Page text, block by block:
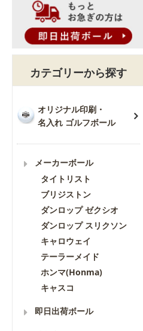
カテゴリーから探す
オリジナル印刷・
名入れ ゴルフボール
メーカーボール
タイトリスト
ブリジストン
ダンロップ ゼクシオ
ダンロップ スリクソン
キャロウェイ
テーラーメイド
ホンマ(Honma)
キャスコ
即日出荷ボール